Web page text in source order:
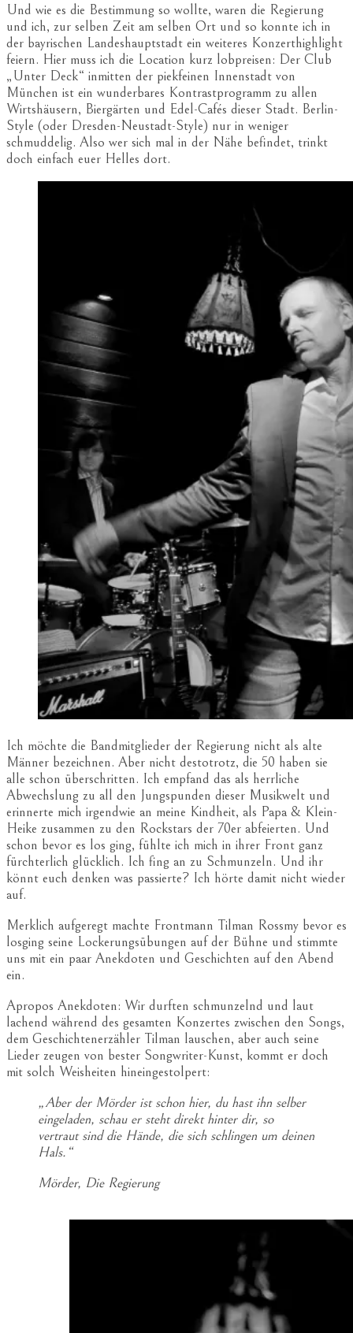
Und wie es die Bestimmung so wollte, waren die Regierung
und ich, zur selben Zeit am selben Ort und so konnte ich in
der bayrischen Landeshauptstadt ein weiteres Konzerthighlight
feiern. Hier muss ich die Location kurz lobpreisen: Der Club
„Unter Deck“ inmitten der piekfeinen Innenstadt von
München ist ein wunderbares Kontrastprogramm zu allen
Wirtshäusern, Biergärten und Edel-Cafés dieser Stadt. Berlin-
Style (oder Dresden-Neustadt-Style) nur in weniger
schmuddelig. Also wer sich mal in der Nähe befindet, trinkt
doch einfach euer Helles dort.
Ich möchte die Bandmitglieder der Regierung nicht als alte
Männer bezeichnen. Aber nicht destotrotz, die 50 haben sie
alle schon überschritten. Ich empfand das als herrliche
Abwechslung zu all den Jungspunden dieser Musikwelt und
erinnerte mich irgendwie an meine Kindheit, als Papa & Klein-
Heike zusammen zu den Rockstars der 70er abfeierten. Und
schon bevor es los ging, fühlte ich mich in ihrer Front ganz
fürchterlich glücklich. Ich fing an zu Schmunzeln. Und ihr
könnt euch denken was passierte? Ich hörte damit nicht wieder
auf.
Merklich aufgeregt machte Frontmann Tilman Rossmy bevor es
losging seine Lockerungsübungen auf der Bühne und stimmte
uns mit ein paar Anekdoten und Geschichten auf den Abend
ein.
Apropos Anekdoten: Wir durften schmunzelnd und laut
lachend während des gesamten Konzertes zwischen den Songs,
dem Geschichtenerzähler Tilman lauschen, aber auch seine
Lieder zeugen von bester Songwriter-Kunst, kommt er doch
mit solch Weisheiten hineingestolpert:
„Aber der Mörder ist schon hier, du hast ihn selber
eingeladen, schau er steht direkt hinter dir, so
vertraut sind die Hände, die sich schlingen um deinen
Hals.“
Mörder, Die Regierung